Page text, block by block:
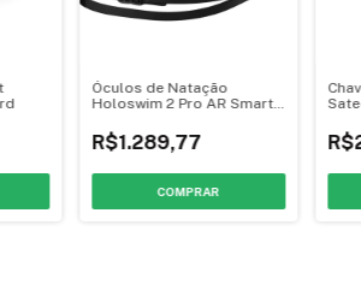
Óculos de Natação
Holoswim 2 Pro AR Smart
R$1.289,77